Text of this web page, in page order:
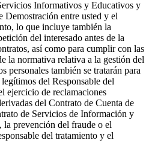
Informativos y Educativos y
Demostración entre usted y el
lo que incluye también la
del interesado antes de la
así como para cumplir con las
la normativa relativa a la gestión del
personales también se tratarán para
del Responsable del
ejercicio de reclamaciones
del Contrato de Cuenta de
de Servicios de Información y
la prevención del fraude o el
del tratamiento y el